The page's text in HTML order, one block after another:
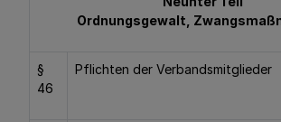
Ordnungsgewalt,
§
46
Pflichten der Verbandsmitglieder